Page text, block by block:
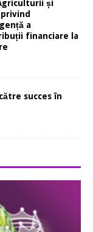
și
a
financiare la
succes în